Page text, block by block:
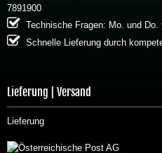
7891900
Technische Fragen: Mo. und Do.
Schnelle Lieferung durch
Lieferung | Versand
Lieferung